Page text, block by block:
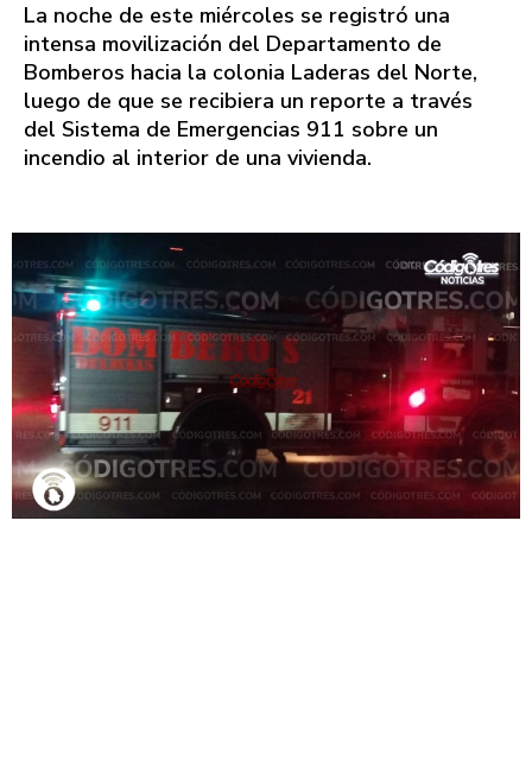
La noche de este miércoles se registró una
intensa movilización del Departamento de
Bomberos hacia la colonia Laderas del Norte,
luego de que se recibiera un reporte a través
del Sistema de Emergencias 911 sobre un
incendio al interior de una vivienda.